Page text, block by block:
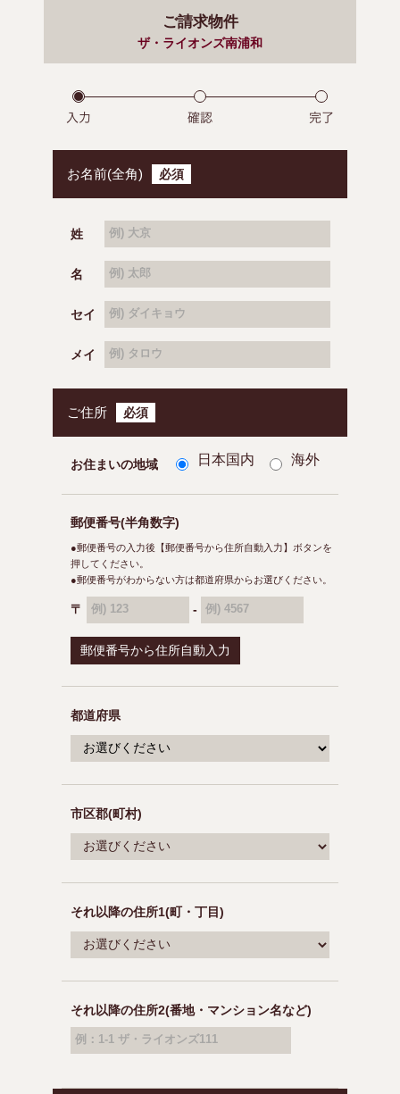
ご請求物件
ザ・ライオンズ南浦和
お名前(全角) 必須
姓 例) 大京
名 例) 太郎
セイ 例) ダイキョウ
メイ 例) タロウ
ご住所 必須
お住まいの地域 日本国内 海外
郵便番号(半角数字)
●郵便番号の入力後【郵便番号から住所自動入力】ボタンを
押してください。
●郵便番号がわからない方は都道府県からお選びください。
〒 例) 123 - 例) 4567
都道府県
市区郡(町村)
それ以降の住所1(町・丁目)
それ以降の住所2(番地・マンション名など)
例：1-1 ザ・ライオンズ111